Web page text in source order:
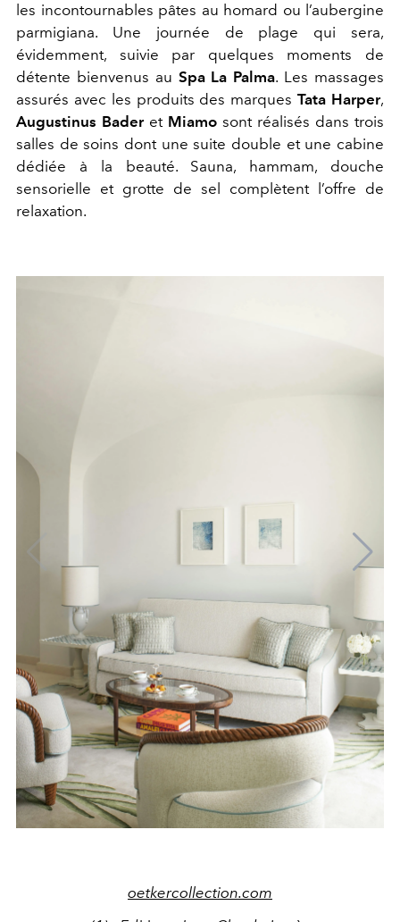
les incontournables pâtes au homard ou l’aubergine
parmigiana.
Une journée de plage qui sera,
évidemment, suivie par quelques moments de
détente bienvenus au Spa La Palma. Les massages
assurés avec les produits des marquesTata Harper,
Augustinus Bader et Miamo sont réalisés dans trois
salles de soins dont une suite double et une cabine
dédiée à la beauté. Sauna, hammam, douche
sensorielle et grotte de sel complètent l’offre de
relaxation.
oetkercollection.com